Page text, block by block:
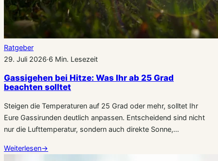
Ratgeber
29. Juli 2026·6 Min. Lesezeit
Gassigehen bei Hitze: Was Ihr ab 25 Grad
beachten solltet
Steigen die Temperaturen auf 25 Grad oder mehr, solltet Ihr
Eure Gassirunden deutlich anpassen. Entscheidend sind nicht
nur die Lufttemperatur, sondern auch direkte Sonne,…
Weiterlesen→